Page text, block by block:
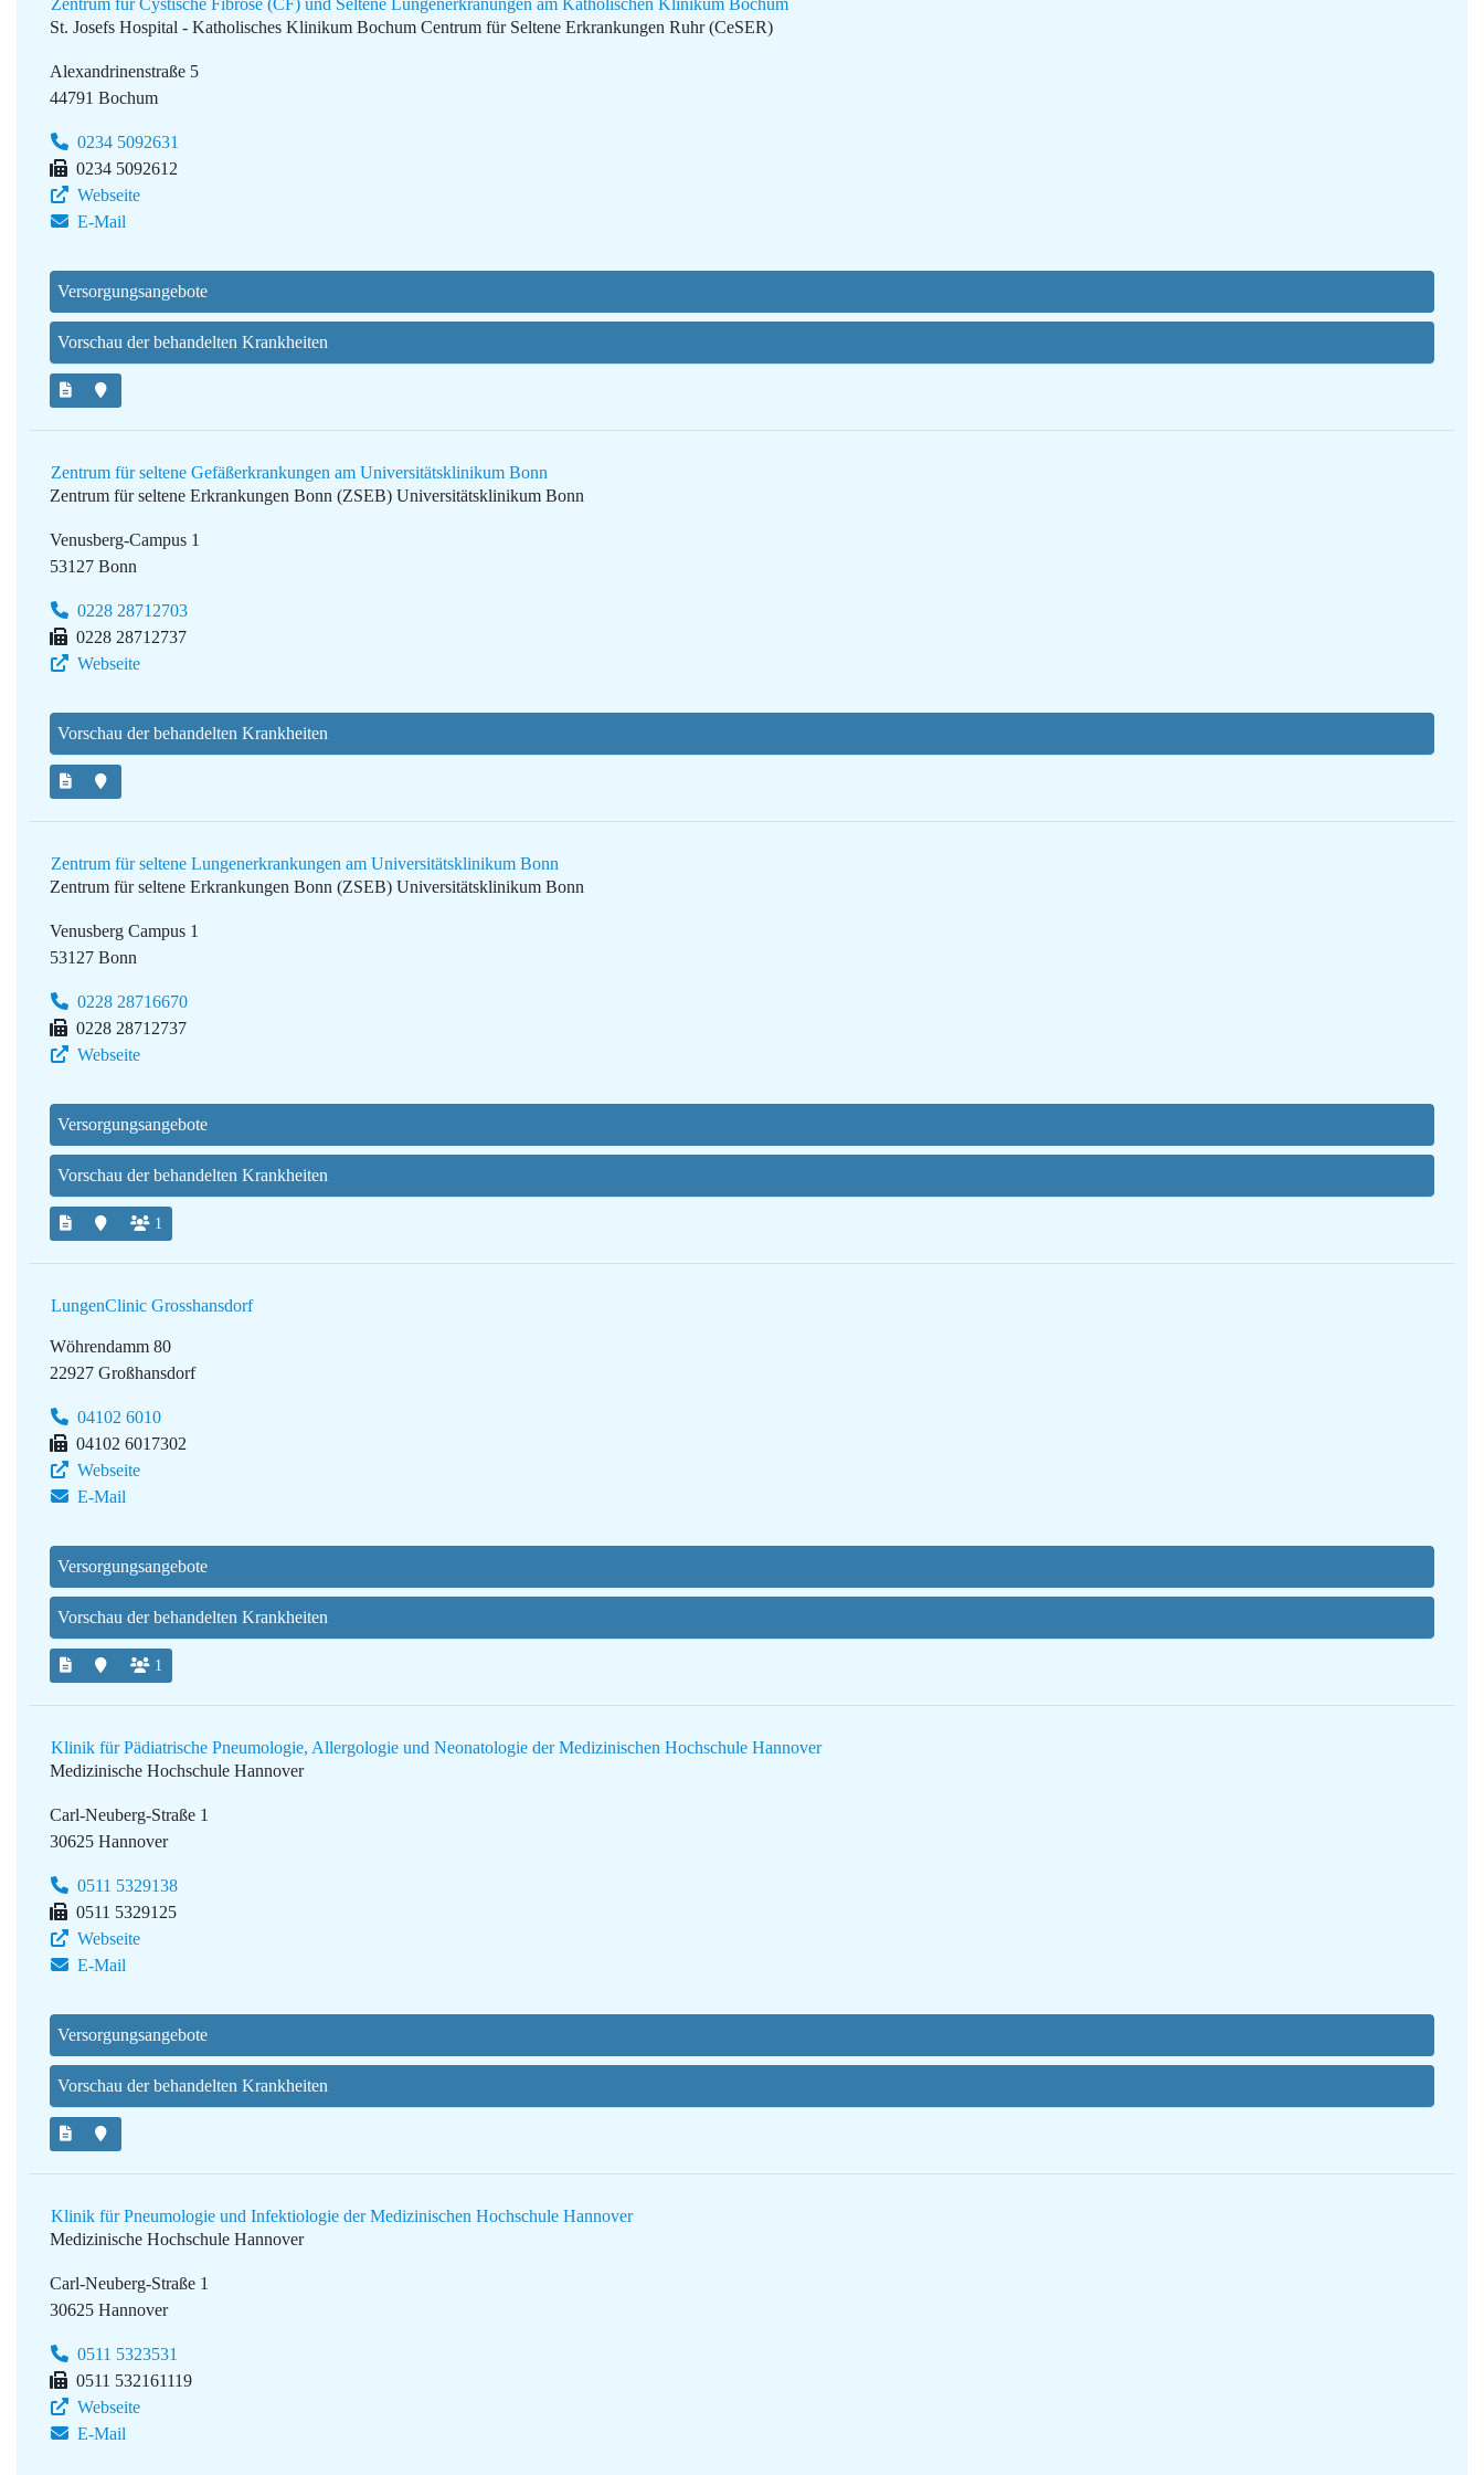
St. Josefs Hospital - Katholisches Klinikum Bochum Centrum für Seltene Erkrankungen Ruhr (CeSER)
Alexandrinenstraße 5
44791 Bochum
0234 5092631
0234 5092612
Webseite
E-Mail
Versorgungsangebote
Vorschau der behandelten Krankheiten
Zentrum für seltene Gefäßerkrankungen am Universitätsklinikum Bonn
Zentrum für seltene Erkrankungen Bonn (ZSEB) Universitätsklinikum Bonn
Venusberg-Campus 1
53127 Bonn
0228 28712703
0228 28712737
Webseite
Vorschau der behandelten Krankheiten
Zentrum für seltene Lungenerkrankungen am Universitätsklinikum Bonn
Zentrum für seltene Erkrankungen Bonn (ZSEB) Universitätsklinikum Bonn
Venusberg Campus 1
53127 Bonn
0228 28716670
0228 28712737
Webseite
Versorgungsangebote
Vorschau der behandelten Krankheiten
1
LungenClinic Grosshansdorf
Wöhrendamm 80
22927 Großhansdorf
04102 6010
04102 6017302
Webseite
E-Mail
Versorgungsangebote
Vorschau der behandelten Krankheiten
1
Klinik für Pädiatrische Pneumologie, Allergologie und Neonatologie der Medizinischen Hochschule Hannover
Medizinische Hochschule Hannover
Carl-Neuberg-Straße 1
30625 Hannover
0511 5329138
0511 5329125
Webseite
E-Mail
Versorgungsangebote
Vorschau der behandelten Krankheiten
Klinik für Pneumologie und Infektiologie der Medizinischen Hochschule Hannover
Medizinische Hochschule Hannover
Carl-Neuberg-Straße 1
30625 Hannover
0511 5323531
0511 532161119
Webseite
E-Mail